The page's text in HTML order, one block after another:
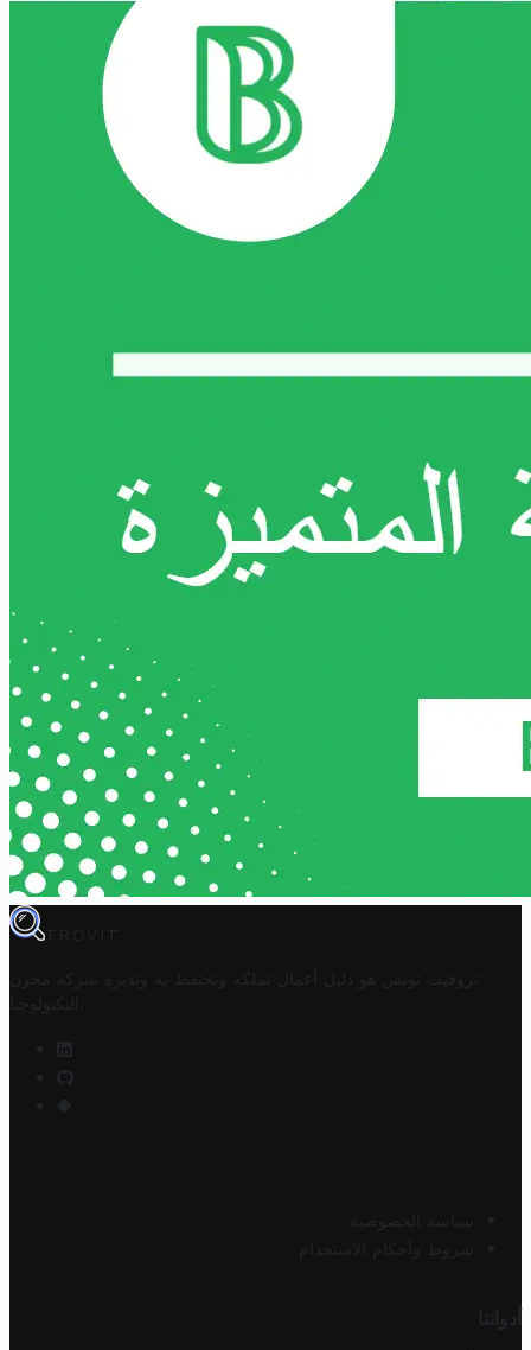
TROVIT
تروفيت تونس هو دليل أعمال تملكه وتحتفظ به وتديره
شركة مخزن
التكنولوجيا
سياسة الخصوصية
شروط وأحكام الاستخدام
أدواتنا